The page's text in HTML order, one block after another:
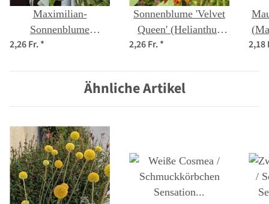
Maximilian-
Sonnenblume
(Helianthus
2,26 Fr.*
Sonnenblume 'Velvet
Queen' (Helianthus
annuus) Bio Saatgut
2,26 Fr.* 2,18
Ähnliche Artikel